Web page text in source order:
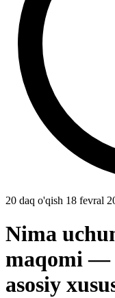
20 daq o'qish 18 fevral
Nima
maqomi —
asosiy